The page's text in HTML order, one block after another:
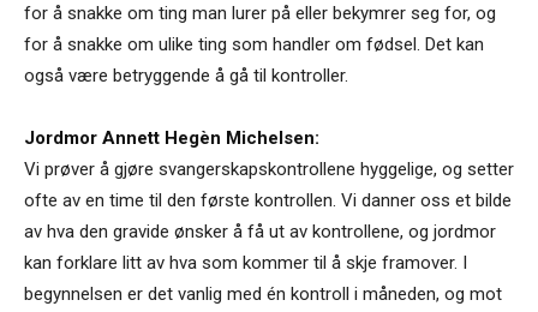
for å snakke om ting man lurer på eller bekymrer seg for, og
for å snakke om ulike ting som handler om fødsel. Det kan
også være betryggende å gå til kontroller.
Jordmor Annett Hegèn Michelsen:
Vi prøver å gjøre svangerskapskontrollene hyggelige, og setter
ofte av en time til den første kontrollen. Vi danner oss et bilde
av hva den gravide ønsker å få ut av kontrollene, og jordmor
kan forklare litt av hva som kommer til å skje framover. I
begynnelsen er det vanlig med én kontroll i måneden, og mot